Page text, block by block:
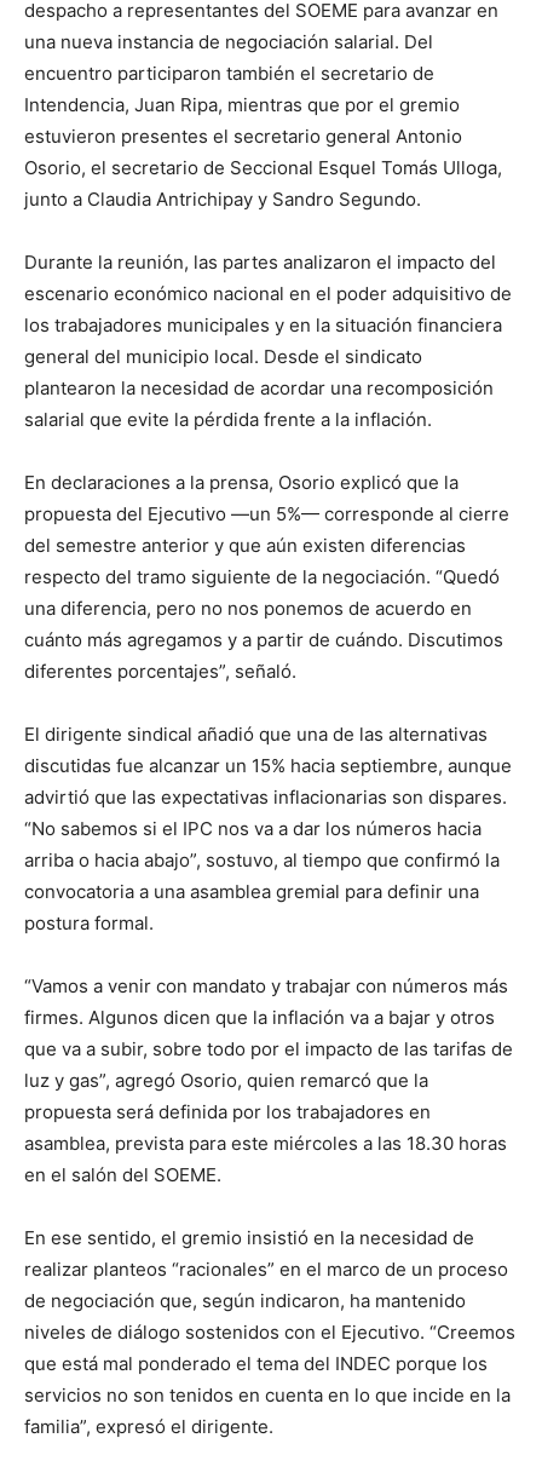
despacho a representantes del SOEME para avanzar en
una nueva instancia de negociación salarial. Del
encuentro participaron también el secretario de
Intendencia, Juan Ripa, mientras que por el gremio
estuvieron presentes el secretario general Antonio
Osorio, el secretario de Seccional Esquel Tomás Ulloga,
junto a Claudia Antrichipay y Sandro Segundo.
Durante la reunión, las partes analizaron el impacto del
escenario económico nacional en el poder adquisitivo de
los trabajadores municipales y en la situación financiera
general del municipio local. Desde el sindicato
plantearon la necesidad de acordar una recomposición
salarial que evite la pérdida frente a la inflación.
En declaraciones a la prensa, Osorio explicó que la
propuesta del Ejecutivo —un 5%— corresponde al cierre
del semestre anterior y que aún existen diferencias
respecto del tramo siguiente de la negociación. “Quedó
una diferencia, pero no nos ponemos de acuerdo en
cuánto más agregamos y a partir de cuándo. Discutimos
diferentes porcentajes”, señaló.
El dirigente sindical añadió que una de las alternativas
discutidas fue alcanzar un 15% hacia septiembre, aunque
advirtió que las expectativas inflacionarias son dispares.
“No sabemos si el IPC nos va a dar los números hacia
arriba o hacia abajo”, sostuvo, al tiempo que confirmó la
convocatoria a una asamblea gremial para definir una
postura formal.
“Vamos a venir con mandato y trabajar con números más
firmes. Algunos dicen que la inflación va a bajar y otros
que va a subir, sobre todo por el impacto de las tarifas de
luz y gas”, agregó Osorio, quien remarcó que la
propuesta será definida por los trabajadores en
asamblea, prevista para este miércoles a las 18.30 horas
en el salón del SOEME.
En ese sentido, el gremio insistió en la necesidad de
realizar planteos “racionales” en el marco de un proceso
de negociación que, según indicaron, ha mantenido
niveles de diálogo sostenidos con el Ejecutivo. “Creemos
que está mal ponderado el tema del INDEC porque los
servicios no son tenidos en cuenta en lo que incide en la
familia”, expresó el dirigente.